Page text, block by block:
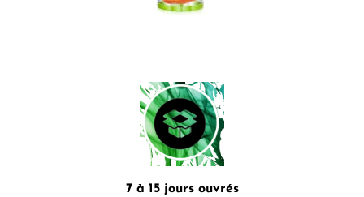
7 à 15 jours ouvrés